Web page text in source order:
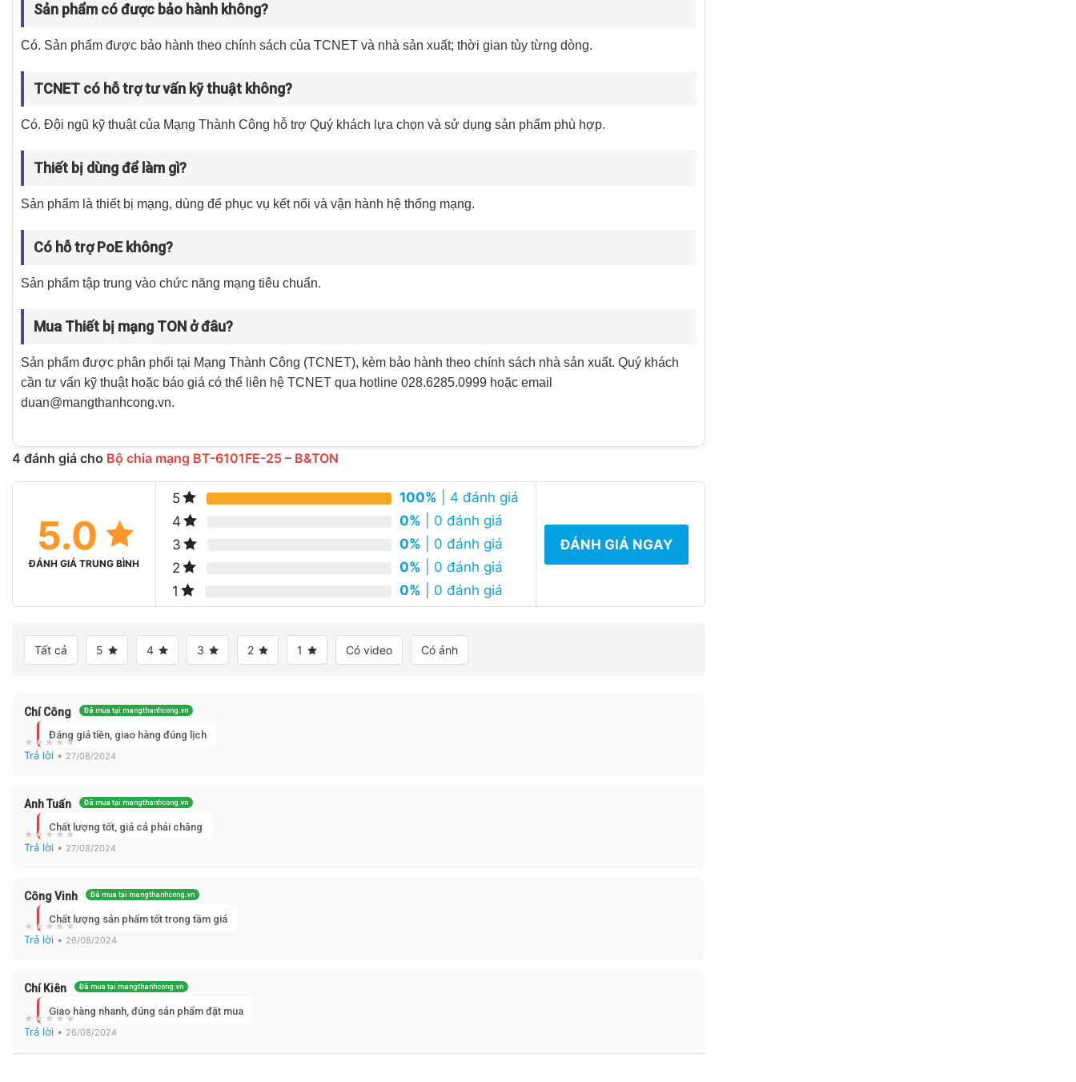
Sản phẩm có được bảo hành không?
Có. Sản phẩm được bảo hành theo chính sách của TCNET và nhà sản xuất; thời gian tùy từng dòng.
TCNET có hỗ trợ tư vấn kỹ thuật không?
Có. Đội ngũ kỹ thuật của Mạng Thành Công hỗ trợ Quý khách lựa chọn và sử dụng sản phẩm phù hợp.
Thiết bị dùng để làm gì?
Sản phẩm là thiết bị mạng, dùng để phục vụ kết nối và vận hành hệ thống mạng.
Có hỗ trợ PoE không?
Sản phẩm tập trung vào chức năng mạng tiêu chuẩn.
Mua Thiết bị mạng TON ở đâu?
Sản phẩm được phân phối tại Mạng Thành Công (TCNET), kèm bảo hành theo chính sách nhà sản xuất. Quý khách
cần tư vấn kỹ thuật hoặc báo giá có thể liên hệ TCNET qua hotline 028.6285.0999 hoặc email
duan@mangthanhcong.vn.
4 đánh giá cho Bộ chia mạng BT-6101FE-25 – B&TON
5.0
ĐÁNH GIÁ TRUNG BÌNH
5 100% | 4 đánh giá
4
0% | 0 đánh giá
3
0% | 0 đánh giá
2
0% | 0 đánh giá
1
0% | 0 đánh giá
ĐÁNH GIÁ NGAY
Tất cả 5 4 3 2 1 Có video Có ảnh
Chí Công Đã mua tại mangthanhcong.vn
Đáng giá tiền, giao hàng đúng lịch
Trả lời • 27/08/2024
Anh Tuấn Đã mua tại mangthanhcong.vn
Chất lượng tốt, giá cả phải chăng
Trả lời • 27/08/2024
Công Vinh Đã mua tại mangthanhcong.vn
Chất lượng sản phẩm tốt trong tầm giá
Trả lời • 26/08/2024
Chí Kiên Đã mua tại mangthanhcong.vn
Giao hàng nhanh, đúng sản phẩm đặt mua
Trả lời • 26/08/2024